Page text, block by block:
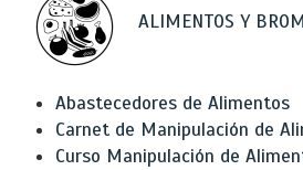
ALIMENTOS Y
Abastecedores de Alimentos
Carnet de Manipulación de
Curso Manipulación de